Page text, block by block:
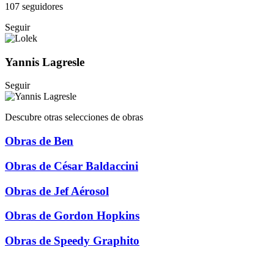
107 seguidores
Seguir
Yannis Lagresle
Seguir
Descubre otras selecciones de obras
Obras de Ben
Obras de César Baldaccini
Obras de Jef Aérosol
Obras de Gordon Hopkins
Obras de Speedy Graphito